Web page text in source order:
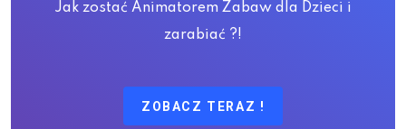
Jak zostać Animatorem Zabaw dla Dzieci i
zarabiać ?!
ZOBACZ TERAZ !